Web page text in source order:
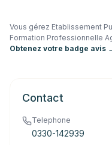
Vous gérez Etablissement
Formation Professionnelle
Obtenez votre badge avis
Contact
Telephone
0330-142939